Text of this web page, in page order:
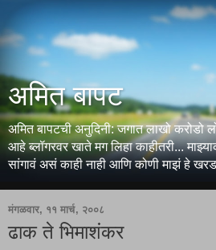
अमित बापट
अमित बापटची अनुदिनी: जगात लाखो करोडो
आहे ब्लॉगरवर खाते मग लिहा काहीतरी...
सांगावं असं काही नाही आणि कोणी माझं हे
मंगळवार, ११ मार्च, २००८
ढाक ते भिमाशंकर